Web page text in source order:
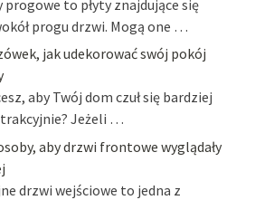
progowe to płyty znajdujące się
progu drzwi. Mogą one …
jak udekorować swój pokój
aby Twój dom czuł się bardziej
Jeżeli …
aby drzwi frontowe wyglądały
drzwi wejściowe to jedna z